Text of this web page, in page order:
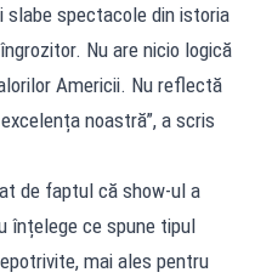
slabe spectacole din istoria
Nu are nicio logică
Americii. Nu reflectă
noastră”, a scris
de faptul că show-ul a
înțelege ce spune tipul
mai ales pentru